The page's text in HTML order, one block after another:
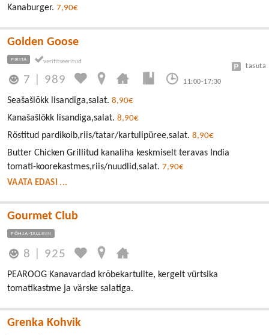
Kanaburger. 7,90€
Golden Goose
PIRITA
7 989 11:00-17:30
tasuta
Seašašlõkk lisandiga,salat. 8,90€
Kanašašlõkk lisandiga,salat. 8,90€
Röstitud pardikoib,riis/tatar/kartulipüree,salat. 8,90€
Butter Chicken Grillitud kanaliha keskmiselt teravas India
tomati-koorekastmes,riis/nuudlid,salat. 7,90€
VAATA EDASI ...
Gourmet Club
PÕHJA-TALLINN
8 925
PEAROOG Kanavardad krõbekartulite, kergelt vürtsika
tomatikastme ja värske salatiga.
Grenka Kohvik